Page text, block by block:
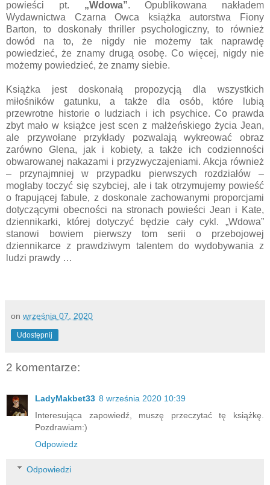
powieści pt. „Wdowa”. Opublikowana nakładem
Wydawnictwa Czarna Owca książka autorstwa Fiony
Barton, to doskonały thriller psychologiczny, to również
dowód na to, że nigdy nie możemy tak naprawdę
powiedzieć, że znamy drugą osobę. Co więcej, nigdy nie
możemy powiedzieć, że znamy siebie.
Książka jest doskonałą propozycją dla wszystkich
miłośników gatunku, a także dla osób, które lubią
przewrotne historie o ludziach i ich psychice. Co prawda
zbyt mało w książce jest scen z małżeńskiego życia Jean,
ale przywołane przykłady pozwalają wykreować obraz
zarówno Glena, jak i kobiety, a także ich codzienności
obwarowanej nakazami i przyzwyczajeniami. Akcja również
– przynajmniej w przypadku pierwszych rozdziałów –
mogłaby toczyć się szybciej, ale i tak otrzymujemy powieść
o frapującej fabule, z doskonale zachowanymi proporcjami
dotyczącymi obecności na stronach powieści Jean i Kate,
dziennikarki, której dotyczyć będzie cały cykl. „Wdowa”
stanowi bowiem pierwszy tom serii o przebojowej
dziennikarce z prawdziwym talentem do wydobywania z
ludzi prawdy …
on września 07, 2020
Udostępnij
2 komentarze:
LadyMakbet33 8 września 2020 10:39
Interesująca zapowiedź, muszę przeczytać tę książkę.
Pozdrawiam:)
Odpowiedz
Odpowiedzi